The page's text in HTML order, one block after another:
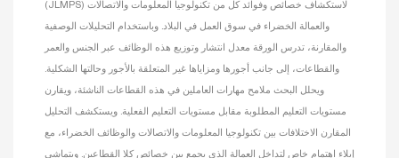
(JLMPS) لاستكشاف خصائص وفوائد كل من تكنولوجيا المعلومات والاتصالات
والعمالة الخضراء في سوق العمل في البلاد. وباستخدام التحليلات الوصفية
والمقارنة، تدرس الورقة معدل انتشار وتوزيع هذه الوظائف عبر الجنس والعمر
والقطاعات، إلى جانب أجورها ومزاياها غير المتعلقة بالأجور وحالتها الشكلية.
ويحلل البحث ملامح مهارات العاملين في هذه القطاعات الناشئة، ويقارن
مستويات التعليم المطلوبة مقابل مستويات التعليم الفعلية. ويستكشف التحليل
المقارن الاختلافات بين تكنولوجيا المعلومات والاتصالات والوظائف الخضراء، مع
إيلاء اهتمام خاص لتداخل العمالة الذي يجمع بين خصائص كلا القطاعين. ويتماشى